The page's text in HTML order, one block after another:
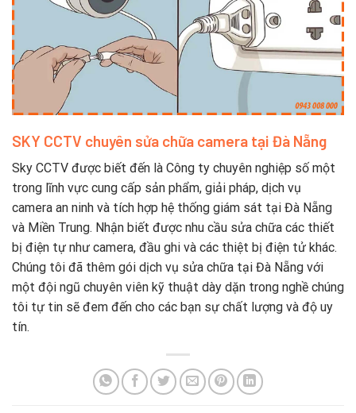
SKY CCTV chuyên sửa chữa camera tại Đà Nẵng
Sky CCTV được biết đến là Công ty chuyên nghiệp số một
trong lĩnh vực cung cấp sản phẩm, giải pháp, dịch vụ
camera an ninh và tích hợp hệ thống giám sát tại Đà Nẵng
và Miền Trung. Nhận biết được nhu cầu sửa chữa các thiết
bị điện tự như camera, đầu ghi và các thiệt bị điện tử khác.
Chúng tôi đã thêm gói dịch vụ sửa chữa tại Đà Nẵng với
một đội ngũ chuyên viên kỹ thuật dày dặn trong nghề chúng
tôi tự tin sẽ đem đến cho các bạn sự chất lượng và độ uy
tín.